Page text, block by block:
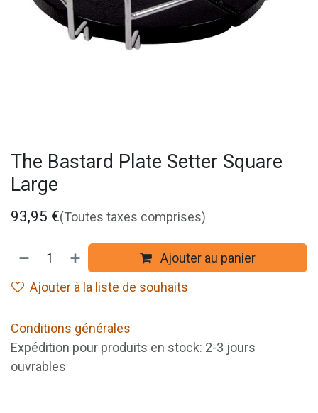
The Bastard Plate Setter Square
Large
93,95 €(Toutes taxes comprises)
Ajouter au panier
Ajouter à la liste de souhaits
Conditions générales
Expédition pour produits en stock: 2-3 jours
ouvrables